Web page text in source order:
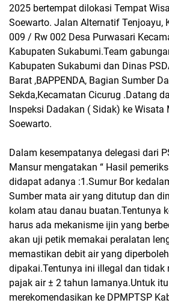
2025 bertempat dilokasi Tempat
Soewarto. Jalan Alternatif Tenjoayu,
009 / Rw 002 Desa Purwasari
Kabupaten Sukabumi.Team
Kabupaten Sukabumi dan Dinas
Barat ,BAPPENDA, Bagian Sumber
Sekda,Kecamatan Cicurug .Datang
Inspeksi Dadakan ( Sidak) ke Wisata
Soewarto.
Dalam kesempatanya delegasi dari
Mansur mengatakan “ Hasil
didapat adanya :1.Sumur Bor
Sumber mata air yang ditutup dan
kolam atau danau buatan.Tentunya
harus ada mekanisme ijin yang
akan uji petik memakai peralatan
memastikan debit air yang
dipakai.Tentunya ini illegal dan tidak
pajak air ± 2 tahun lamanya.Untuk
merekomendasikan ke DPMPTSP